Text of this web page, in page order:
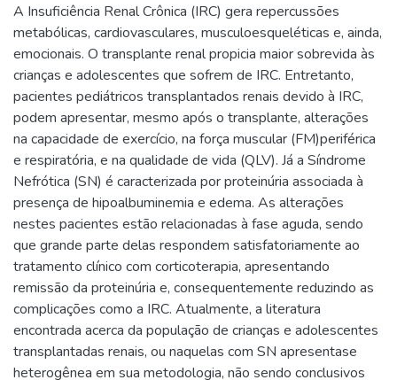
A Insuficiência Renal Crônica (IRC) gera repercussões
metabólicas, cardiovasculares, musculoesqueléticas e, ainda,
emocionais. O transplante renal propicia maior sobrevida às
crianças e adolescentes que sofrem de IRC. Entretanto,
pacientes pediátricos transplantados renais devido à IRC,
podem apresentar, mesmo após o transplante, alterações
na capacidade de exercício, na força muscular (FM)periférica
e respiratória, e na qualidade de vida (QLV). Já a Síndrome
Nefrótica (SN) é caracterizada por proteinúria associada à
presença de hipoalbuminemia e edema. As alterações
nestes pacientes estão relacionadas à fase aguda, sendo
que grande parte delas respondem satisfatoriamente ao
tratamento clínico com corticoterapia, apresentando
remissão da proteinúria e, consequentemente reduzindo as
complicações como a IRC. Atualmente, a literatura
encontrada acerca da população de crianças e adolescentes
transplantadas renais, ou naquelas com SN apresentase
heterogênea em sua metodologia, não sendo conclusivos